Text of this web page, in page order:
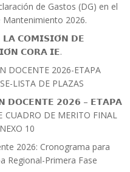
de Gastos (DG) en el
2026.
𝗖𝗢𝗠𝗜𝗦𝗜𝗢́𝗡 𝗗𝗘
𝗖𝗢𝗥𝗔 𝗜𝗘.
DOCENTE 2026-ETAPA
LISTA DE PLAZAS
𝗗𝗢𝗖𝗘𝗡𝗧𝗘 𝟮𝟬𝟮𝟲 – 𝗘𝗧𝗔𝗣𝗔
DE MERITO FINAL
10
2026: Cronograma para
Regional-Primera Fase